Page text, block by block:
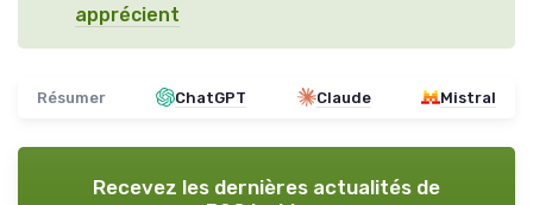
apprécient
Résumer ChatGPT Claude Mistral
Recevez les dernières actualités de